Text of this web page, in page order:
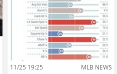
11/25 19:25 MLB NEWS